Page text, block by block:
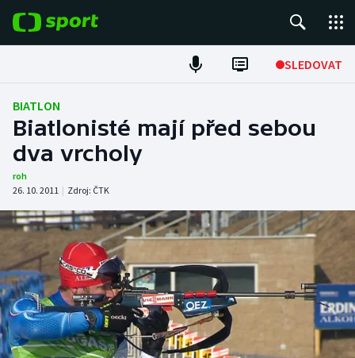
SLEDOVAT
Fotbal
Hokej
Atletika
Cyklistika
DALŠÍ SPORTY
Americký fotbal
NEPŘEHLÉDNĚTE
BIATLON
Biatlonisté mají před sebou
dva vrcholy
roh
26. 10. 2011 | Zdroj: ČTK